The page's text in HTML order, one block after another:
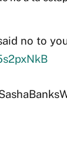
no to